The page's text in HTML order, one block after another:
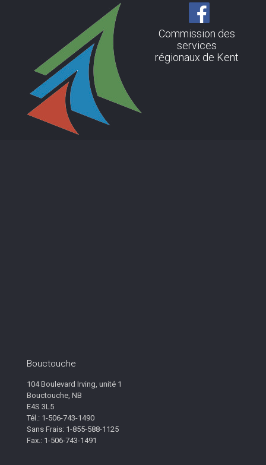
Commission des
services
régionaux de Kent
Bouctouche
104 Boulevard Irving, unité 1
Bouctouche, NB
E4S 3L5
Tél.: 1-506-743-1490
Sans Frais: 1-855-588-1125
Fax.: 1-506-743-1491